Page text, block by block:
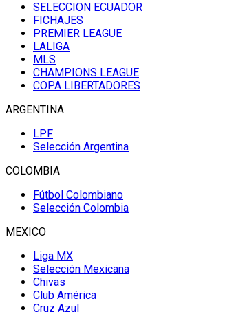
SELECCION ECUADOR
FICHAJES
PREMIER LEAGUE
LALIGA
MLS
CHAMPIONS LEAGUE
COPA LIBERTADORES
ARGENTINA
LPF
Selección Argentina
COLOMBIA
Fútbol Colombiano
Selección Colombia
MEXICO
Liga MX
Selección Mexicana
Chivas
Club América
Cruz Azul